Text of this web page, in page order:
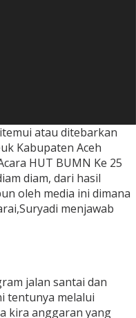
atau ditebarkan
Kabupaten Aceh
HUT BUMN Ke 25
diam, dari hasil
oleh media ini dimana
menjawab
jalan santai dan
tentunya melalui
kira anggaran yang